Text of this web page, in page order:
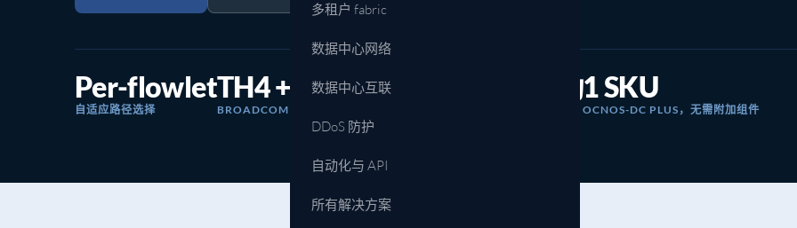
多租户 fabric
数据中心网络
数据中心互联
DDoS 防护
自动化与 API
所有解决方案
Per-flowlet
自适应路径选择
TH4 + TH5
BROADCOM TOMAHAWK 25.6T / 51.2T
零 NIC 改动1 SKU
OCNOS-DC PLUS，无需附加组件